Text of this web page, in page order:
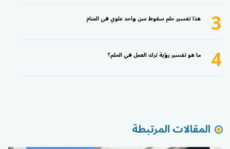
3
هذا تفسير حلم سقوط سن واحد علوي في المنام
4 ما هو تفسير رؤية ترك العمل في الحلم؟
المقالات المرتبطة